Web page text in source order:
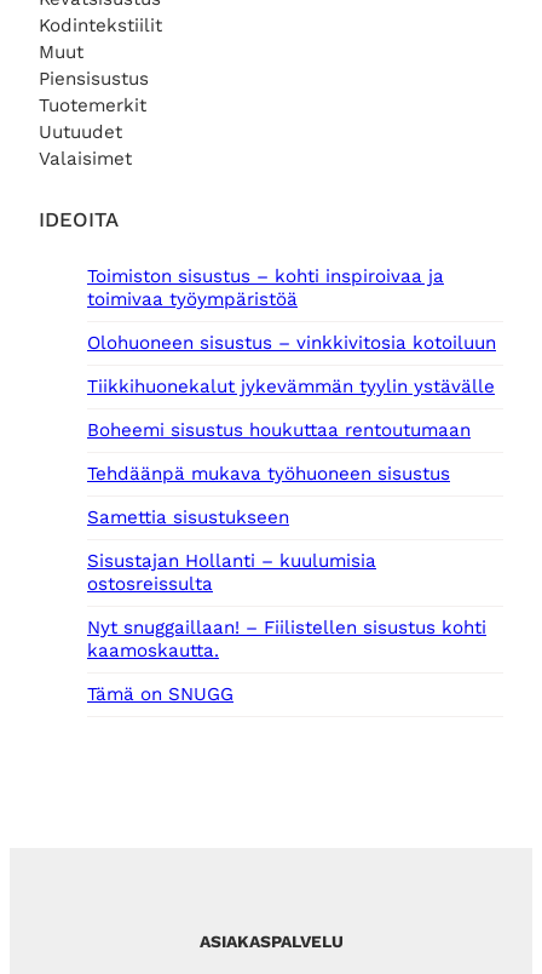
Kodintekstiilit
Muut
Piensisustus
Tuotemerkit
Uutuudet
Valaisimet
IDEOITA
Toimiston sisustus – kohti inspiroivaa ja
toimivaa työympäristöä
Olohuoneen sisustus – vinkkivitosia kotoiluun
Tiikkihuonekalut jykevämmän tyylin ystävälle
Boheemi sisustus houkuttaa rentoutumaan
Tehdäänpä mukava työhuoneen sisustus
Samettia sisustukseen
Sisustajan Hollanti – kuulumisia
ostosreissulta
Nyt snuggaillaan! – Fiilistellen sisustus kohti
kaamoskautta.
Tämä on SNUGG
ASIAKASPALVELU